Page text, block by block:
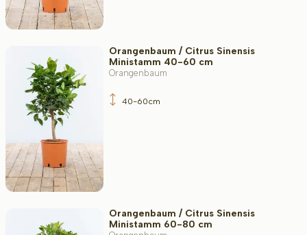
Orangenbaum / Citrus Sinensis
Ministamm 40-60 cm
Orangenbaum
40-60cm
Orangenbaum / Citrus Sinensis
Ministamm 60-80 cm